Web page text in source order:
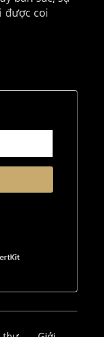
được coi